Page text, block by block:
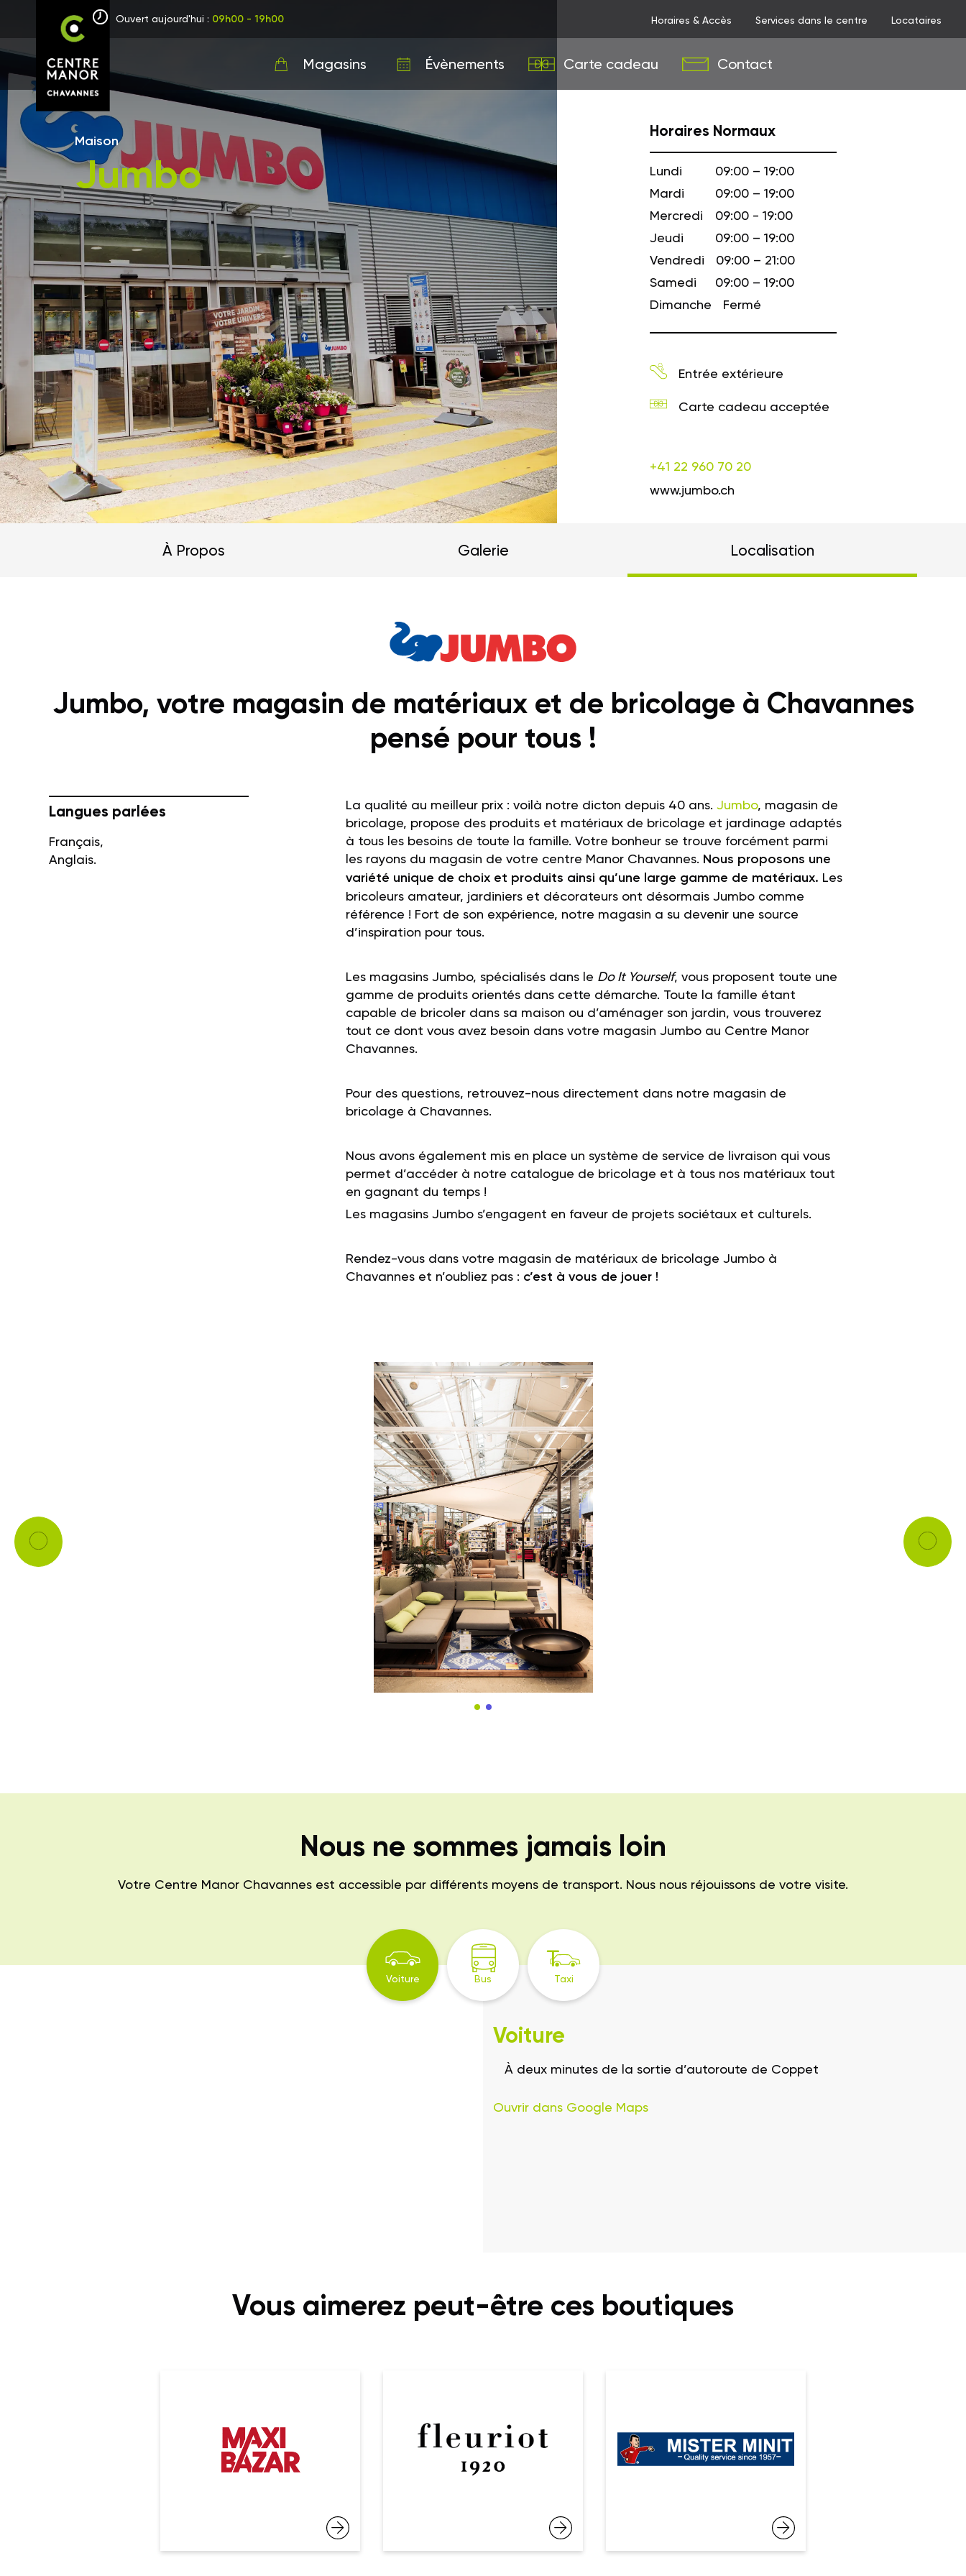
Ouvert aujourd'hui : 09h00 - 19h00 Horaires & Accès Services dans le centre Locataires
Magasins Évènements Carte cadeau Contact
Maison
Jumbo
Horaires Normaux
Lundi
09:00 – 19:00
Mardi
09:00 – 19:00
Mercredi
09:00 - 19:00
Jeudi
09:00 – 19:00
Vendredi
09:00 – 21:00
Samedi
09:00 – 19:00
Dimanche
Fermé
Entrée extérieure
Carte cadeau acceptée
+41 22 960 70 20
www.jumbo.ch
À Propos Galerie Localisation
Jumbo, votre magasin de matériaux et de bricolage à Chavannes
pensé pour tous !
Langues parlées
Français,
Anglais.
La qualité au meilleur prix : voilà notre dicton depuis 40 ans.Jumbo, magasin de
bricolage, propose des produits et matériaux de bricolage et jardinage adaptés
à tous les besoins de toute la famille. Votre bonheur se trouve forcément parmi
les rayons du magasin de votre centre Manor Chavannes. Nous proposons une
variété unique de choix et produits ainsi qu’une large gamme de matériaux. Les
bricoleurs amateur, jardiniers et décorateurs ont désormais Jumbo comme
référence ! Fort de son expérience, notre magasin a su devenir une source
d’inspiration pour tous.
Les magasins Jumbo, spécialisés dans le Do It Yourself, vous proposent toute une
gamme de produits orientés dans cette démarche. Toute la famille étant
capable de bricoler dans sa maison ou d’aménager son jardin, vous trouverez
tout ce dont vous avez besoin dans votre magasin Jumbo au Centre Manor
Chavannes.
Pour des questions, retrouvez-nous directement dans notre magasin de
bricolage à Chavannes.
Nous avons également mis en place un système de service de livraison qui vous
permet d’accéder à notre catalogue de bricolage et à tous nos matériaux tout
en gagnant du temps !
Les magasins Jumbo s’engagent en faveur de projets sociétaux et culturels.
Rendez-vous dans votre magasin de matériaux de bricolage Jumbo à
Chavannes et n’oubliez pas : c’est à vous de jouer !
Nous ne sommes jamais loin
Votre Centre Manor Chavannes est accessible par différents moyens de transport. Nous nous réjouissons de votre visite.
Voiture Bus Taxi
Voiture
À deux minutes de la sortie d’autoroute de Coppet
Ouvrir dans Google Maps
Vous aimerez peut-être ces boutiques